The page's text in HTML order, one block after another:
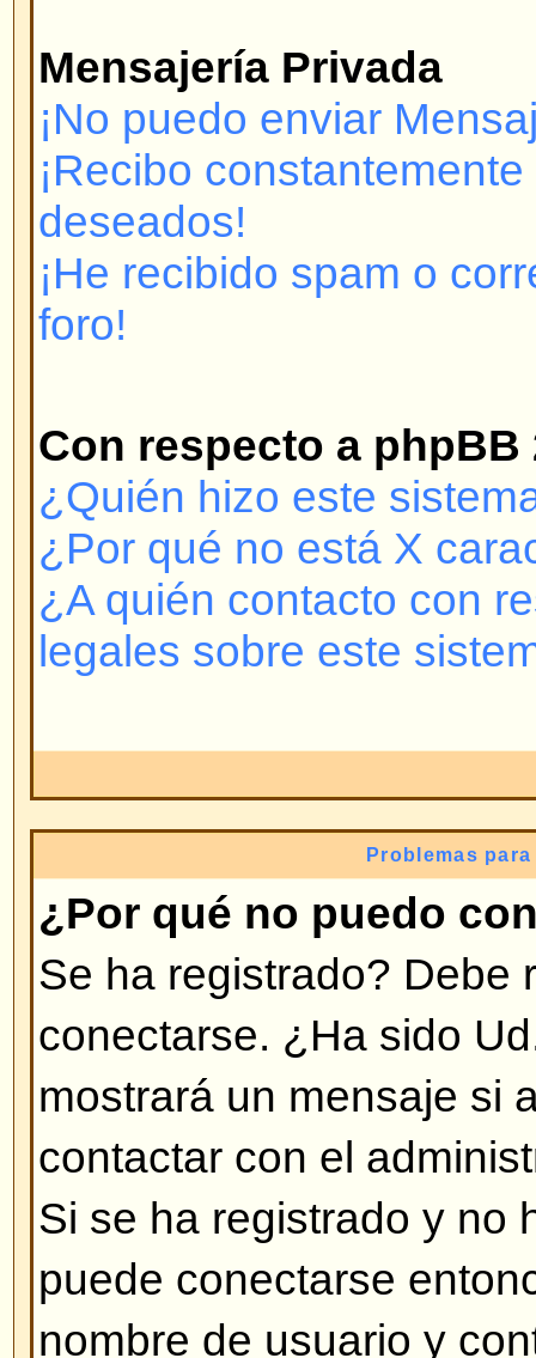
Se ha registrado? Debe
conectarse. ¿Ha sido Ud.
mostrará un mensaje si así es.)
contactar con el administrador
Si se ha registrado y no ha sido
puede conectarse entonces
puede llegar a haber una
foro.
Volver arriba
¿Por qué necesito
No está obligado a hacerlo --
para crear mensajes nuevos o
registrado le da muchas
invitado no difrutaría, como
personalizado (avatar),
subscripción a grupos de
tomará unos segundos y es
hacerlo.
Volver arriba
¿Por qué me desconecta
Si no activa la opción
foro sólo lo mantendrá
tiempo. Esto previene el uso de
personas. Para mantenerse